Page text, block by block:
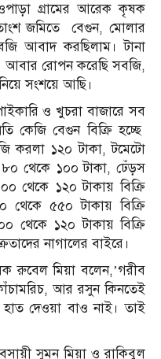
গ্রামের আরেক কৃষক
জমিতে বেগুন, মোলার
আবাদ করছিলাম। টানা
আবার রোপন করেছি সবজি,
সংশয়ে আছি।
ও খুচরা বাজারে সব
কেজি বেগুন বিক্রি হচ্ছে
করলা ১২০ টাকা, টমেটো
থেকে ১০০ টাকা, ঢেঁড়স
থেকে ১২০ টাকায় বিক্রি
থেকে ৫৫০ টাকায় বিক্রি
থেকে ১২০ টাকায় বিক্রি
নাগালের বাইরে।
রুবেল মিয়া বলেন,’গরীব
আর রসুন কিনতেই
হাত দেওয়া বাও নাই। তাই
সুমন মিয়া ও রাকিবুল